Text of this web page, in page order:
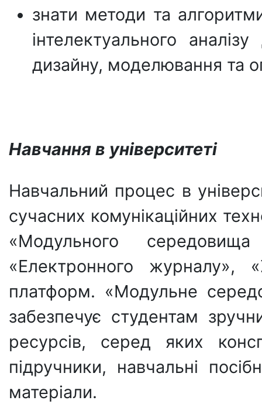
знати методи та
інтелектуального
дизайну, моделювання та
Навчання в університеті
Навчальний процес в
сучасних комунікаційних
«Модульного
«Електронного журналу»,
платформ. «Модульне
забезпечує студентам
ресурсів, серед яких
підручники, навчальні
матеріали.